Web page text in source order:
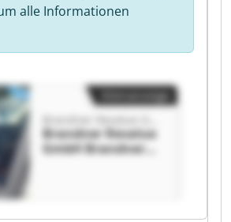
alle Informationen
Brandner Revalue
GmbH Brandner